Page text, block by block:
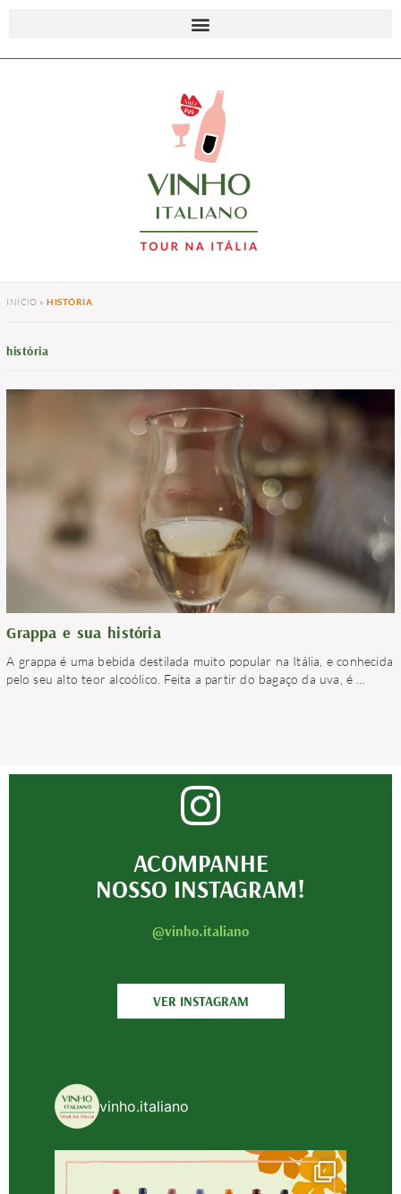
INÍCIO »HISTÓRIA
história
Grappa e sua história
A grappa é uma bebida destilada muito popular na Itália, e conhecida
pelo seu alto teor alcoólico. Feita a partir do bagaço da uva, é
ACOMPANHE
NOSSO INSTAGRAM!
@vinho.italiano
VER INSTAGRAM
vinho.italiano